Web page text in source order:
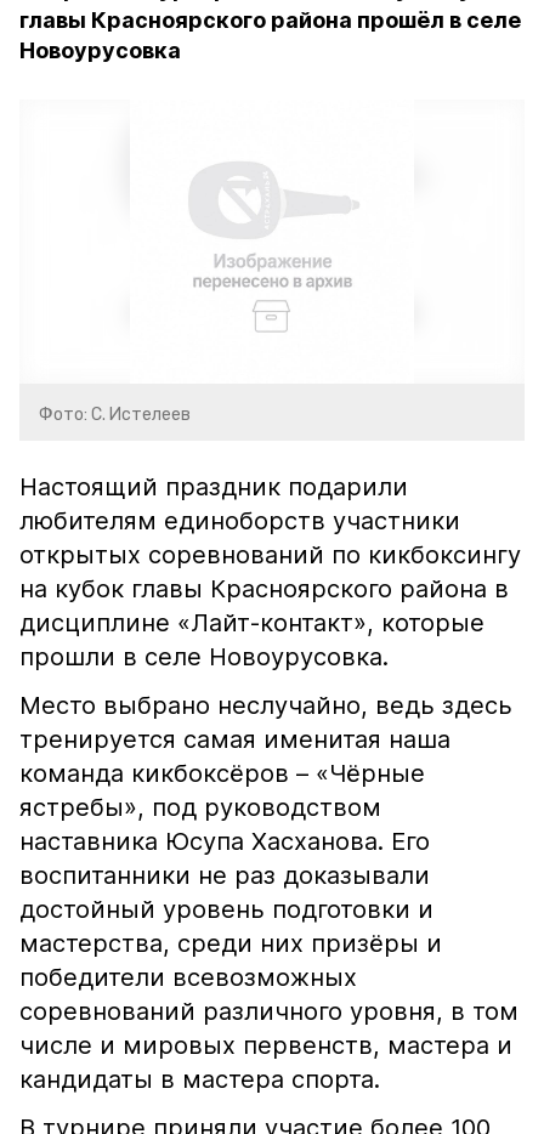
главы Красноярского района прошёл в селе
Новоурусовка
Фото: С. Истелеев
Настоящий праздник подарили
любителям единоборств участники
открытых соревнований по кикбоксингу
на кубок главы Красноярского района в
дисциплине «Лайт-контакт», которые
прошли в селе Новоурусовка.
Место выбрано неслучайно, ведь здесь
тренируется самая именитая наша
команда кикбоксёров – «Чёрные
ястребы», под руководством
наставника Юсупа Хасханова. Его
воспитанники не раз доказывали
достойный уровень подготовки и
мастерства, среди них призёры и
победители всевозможных
соревнований различного уровня, в том
числе и мировых первенств, мастера и
кандидаты в мастера спорта.
В турнире приняли участие более 100